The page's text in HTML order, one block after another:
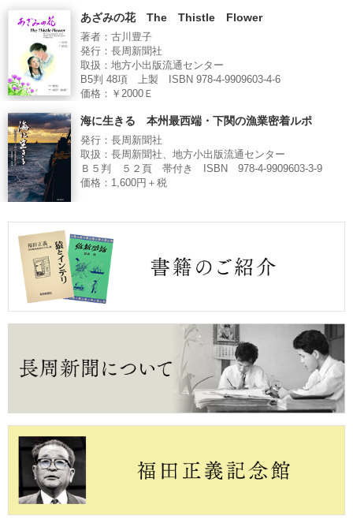
あざみの花 The Thistle Flower
著者：古川豊子
発行：長周新聞社
取扱：地方小出版流通センター
B5判 48項 上製 ISBN 978-4-9909603-4-6
価格：￥2000Ｅ
海に生きる 本州最西端・下関の漁業密着ルポ
発行：長周新聞社
取扱：長周新聞社、地方小出版流通センター
Ｂ５判 ５２頁 帯付き ISBN 978-4-9909603-3-9
価格：1,600円＋税